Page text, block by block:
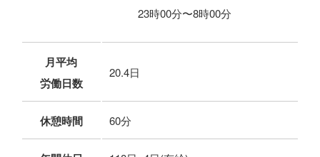
23時00分〜8時00分
月平均
労働日数
20.4日
休憩時間 60分